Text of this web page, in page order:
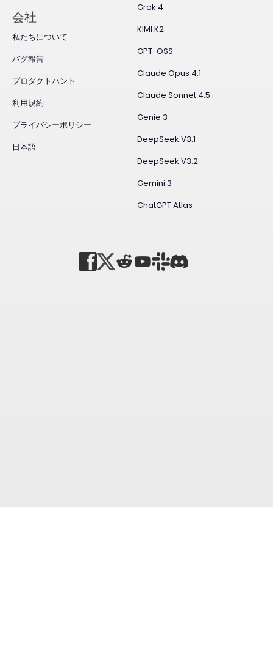
Grok 4
KIMI K2
GPT-OSS
Claude Opus 4.1
Claude Sonnet 4.5
Genie 3
DeepSeek V3.1
DeepSeek V3.2
Gemini 3
ChatGPT Atlas
会社
私たちについて
バグ報告
プロダクトハント
利用規約
プライバシーポリシー
日本語